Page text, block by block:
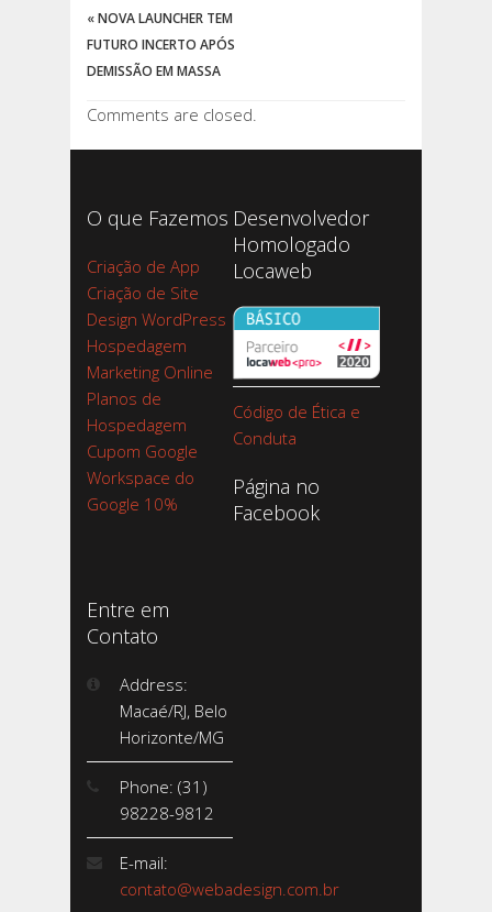
«NOVA LAUNCHER TEM
FUTURO INCERTO APÓS
DEMISSÃO EM MASSA
Comments are closed.
O que Fazemos
Criação de App
Criação de Site
Design WordPress
Hospedagem
Marketing Online
Planos de
Hospedagem
Cupom Google
Workspace do
Google 10%
Desenvolvedor
Homologado
Locaweb
Código de Ética e
Conduta
Página no
Facebook
Entre em
Contato
Address:
Macaé/RJ, Belo
Horizonte/MG
Phone: (31)
98228-9812
E-mail:
contato@webadesign.com.br